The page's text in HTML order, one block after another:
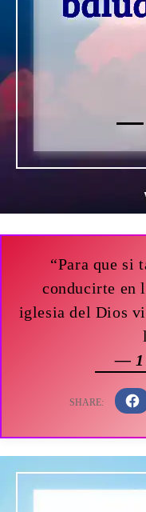
“Para que si
conducirte en
iglesia del Dios
— 1